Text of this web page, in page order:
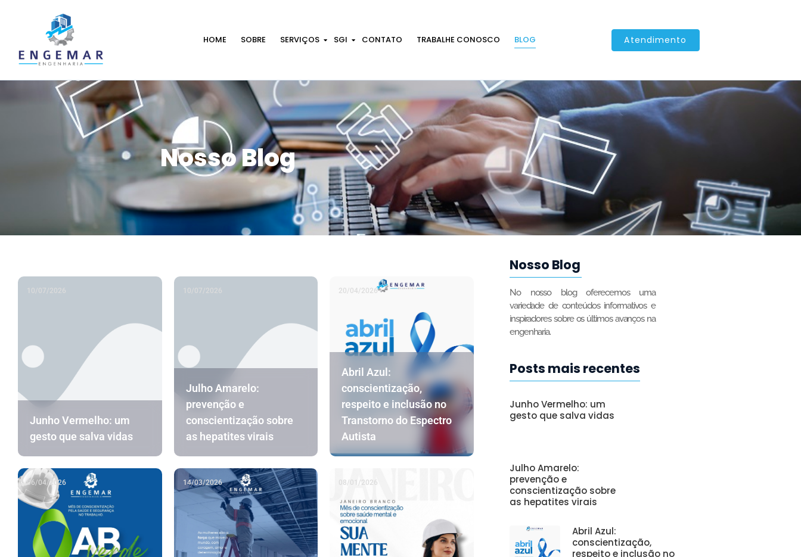
HOME SOBRE SERVIÇOS SGI CONTATO TRABALHE CONOSCO BLOG Atendimento
Nosso Blog
10/07/2026
Junho Vermelho: um
gesto que salva vidas
10/07/2026
Julho Amarelo:
prevenção e
conscientização sobre
as hepatites virais
20/04/2026
Abril Azul:
conscientização,
respeito e inclusão no
Transtorno do Espectro
Autista
06/04/2026 14/03/2026 08/01/2026
Nosso Blog
No nosso blog oferecemos uma
variedade de conteúdos informativos e
inspiradores sobre os últimos avanços na
engenharia.
Posts mais recentes
Junho Vermelho: um
gesto que salva vidas
Julho Amarelo:
prevenção e
conscientização sobre
as hepatites virais
Abril Azul:
conscientização,
respeito e inclusão no